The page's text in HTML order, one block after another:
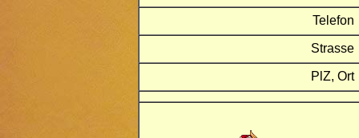
Telefon
Strasse
PlZ, Ort